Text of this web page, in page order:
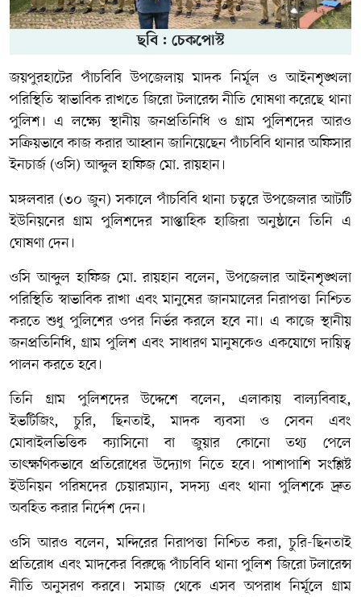
ছবি : চেকপোস্ট
জয়পুরহাটের পাঁচবিবি উপজেলায় মাদক নির্মূল ও আইনশৃঙ্খলা
পরিস্থিতি স্বাভাবিক রাখতে জিরো টলারেন্স নীতি ঘোষণা করেছে থানা
পুলিশ। এ লক্ষ্যে স্থানীয় জনপ্রতিনিধি ও গ্রাম পুলিশদের আরও
সক্রিয়ভাবে কাজ করার আহ্বান জানিয়েছেন পাঁচবিবি থানার অফিসার
ইনচার্জ (ওসি) আব্দুল হাফিজ মো. রায়হান।
মঙ্গলবার (৩০ জুন) সকালে পাঁচবিবি থানা চত্বরে উপজেলার আটটি
ইউনিয়নের গ্রাম পুলিশদের সাপ্তাহিক হাজিরা অনুষ্ঠানে তিনি এ
ঘোষণা দেন।
ওসি আব্দুল হাফিজ মো. রায়হান বলেন, উপজেলার আইনশৃঙ্খলা
পরিস্থিতি স্বাভাবিক রাখা এবং মানুষের জানমালের নিরাপত্তা নিশ্চিত
করতে শুধু পুলিশের ওপর নির্ভর করলে হবে না। এ কাজে স্থানীয়
জনপ্রতিনিধি, গ্রাম পুলিশ এবং সাধারণ মানুষকেও একযোগে দায়িত্ব
পালন করতে হবে।
তিনি গ্রাম পুলিশদের উদ্দেশে বলেন, এলাকায় বাল্যবিবাহ,
ইভটিজিং, চুরি, ছিনতাই, মাদক ব্যবসা ও সেবন এবং
মোবাইলভিত্তিক ক্যাসিনো বা জুয়ার কোনো তথ্য পেলে
তাৎক্ষণিকভাবে প্রতিরোধের উদ্যোগ নিতে হবে। পাশাপাশি সংশ্লিষ্ট
ইউনিয়ন পরিষদের চেয়ারম্যান, সদস্য এবং থানা পুলিশকে দ্রুত
অবহিত করার নির্দেশ দেন।
ওসি আরও বলেন, মন্দিরের নিরাপত্তা নিশ্চিত করা, চুরি-ছিনতাই
প্রতিরোধ এবং মাদকের বিরুদ্ধে পাঁচবিবি থানা পুলিশ জিরো টলারেন্স
নীতি অনুসরণ করবে। সমাজ থেকে এসব অপরাধ নির্মূলে গ্রাম